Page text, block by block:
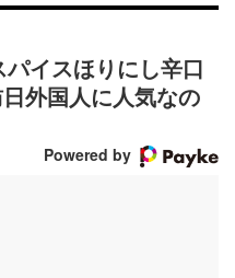
パイスほりにし辛口
外国人に人気なの
Powered by